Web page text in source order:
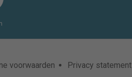
voorwaarden Privacy statement